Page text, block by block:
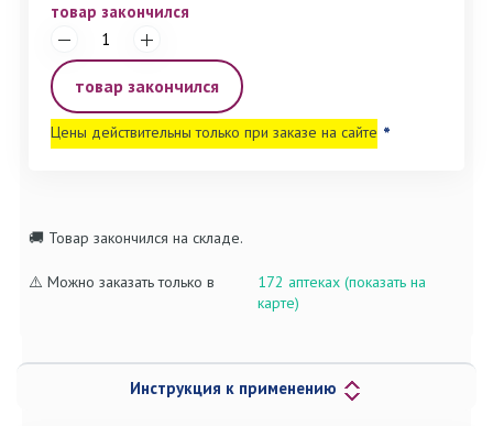
товар закончился
товар закончился
Цены действительны только при заказе на сайте *
🚚 Товар закончился на складе.
⚠️ Можно заказать только в
172 аптеках (показать на
карте)
Инструкция к применению